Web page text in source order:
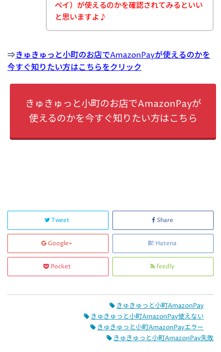
ペイ）が使えるのかを確認されてみるといい
と思いますよ♪
⇒きゅきゅっと小町のお店でAmazonPayが使えるのかを
今すぐ知りたい方はこちらをクリック
きゅきゅっと小町のお店でAmazonPayが
使えるのかを今すぐ知りたい方はこちら
Tweet Share
Google+ Hatena
Pocket feedly
きゅきゅっと小町AmazonPay
きゅきゅっと小町AmazonPay使えない
きゅきゅっと小町AmazonPayエラー
きゅきゅっと小町AmazonPay失敗